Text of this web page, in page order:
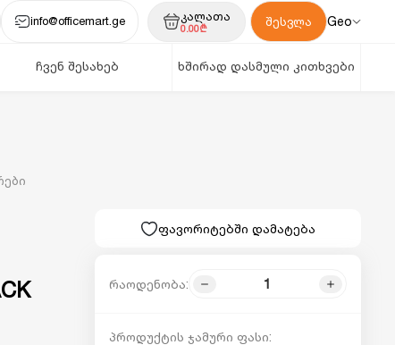
info@officemart.ge კალათა
0.00₾ შესვლა Geo
ჩვენ შესახებ ხშირად დასმული კითხვები
ფავორიტებში დამატება
რაოდენობა:
პროდუქტის ჯამური ფასი: